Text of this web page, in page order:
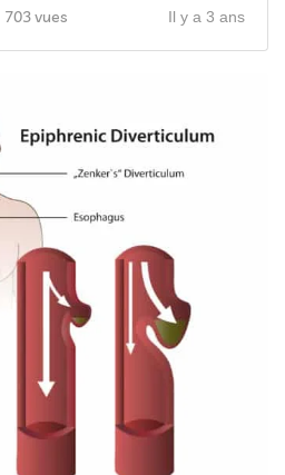
703 vues Il y a 3 ans